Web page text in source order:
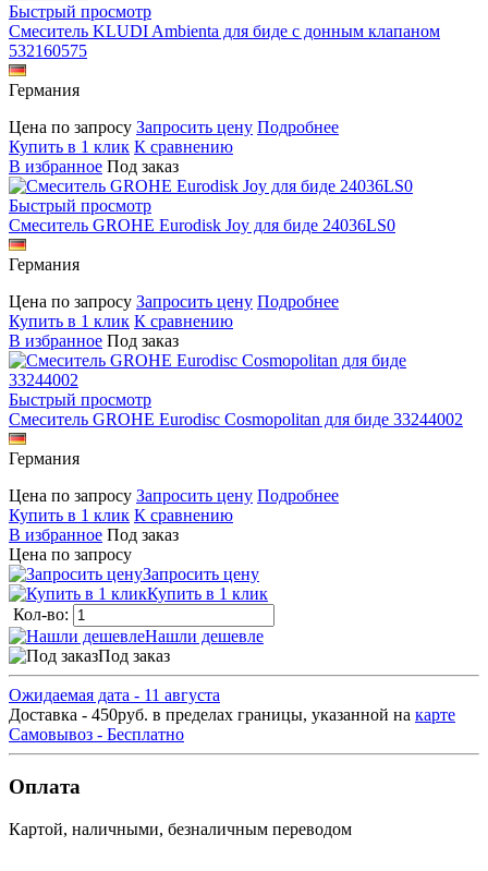
Быстрый просмотр
Смеситель KLUDI Ambienta для биде с донным клапаном
532160575
Германия
Цена по запросу Запросить цену Подробнее
Купить в 1 клик К сравнению
В избранное Под заказ
Быстрый просмотр
Смеситель GROHE Eurodisk Joy для биде 24036LS0
Германия
Цена по запросу Запросить цену Подробнее
Купить в 1 клик К сравнению
В избранное Под заказ
Быстрый просмотр
Смеситель GROHE Eurodisc Сosmopolitan для биде 33244002
Германия
Цена по запросу Запросить цену Подробнее
Купить в 1 клик К сравнению
В избранное Под заказ
Цена по запросу
Запросить цену
Купить в 1 клик
Кол-во:
Нашли дешевле
Под заказ
Ожидаемая дата - 11 августа
Доставка - 450руб. в пределах границы, указанной на карте
Самовывоз - Бесплатно
Оплата
Картой, наличными, безналичным переводом